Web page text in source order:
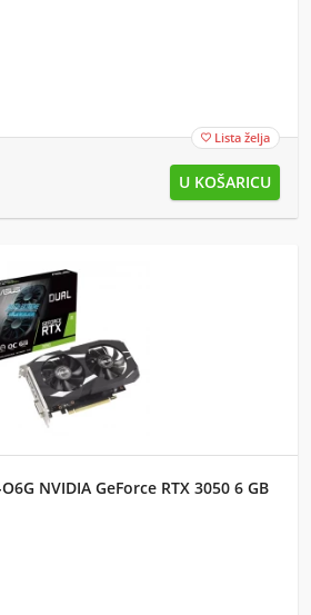
 Lista želja
NVIDIA GeForce RTX 3050 6 GB